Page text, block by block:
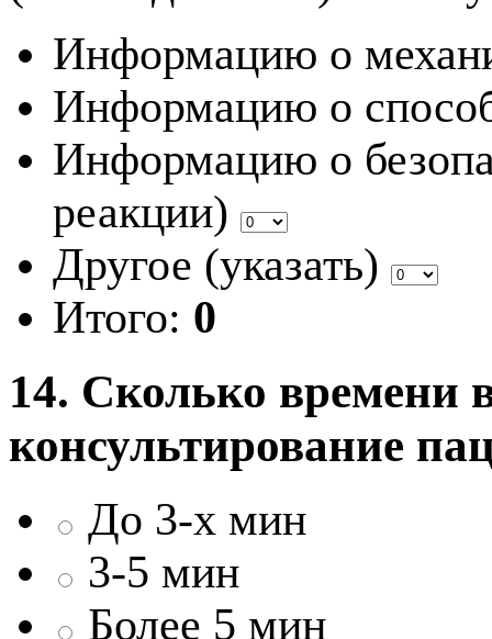
Информацию о
Информацию о
Информацию о
реакции)
Другое (указать)
Итого: 0
14. Сколько времени
консультирование
До 3-х мин
3-5 мин
Более 5 мин